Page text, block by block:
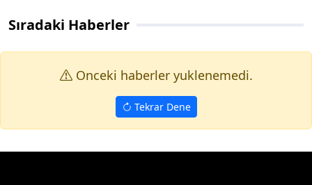
Sıradaki Haberler
Onceki haberler yuklenemedi.
Tekrar Dene